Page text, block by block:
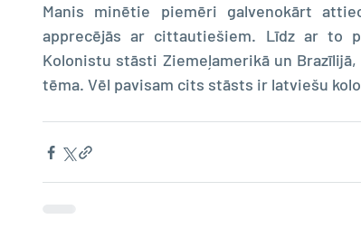
Manis minētie piemēri galvenokārt
apprecējās ar cittautiešiem. Līdz ar to
Kolonistu stāsti Ziemeļamerikā un
tēma. Vēl pavisam cits stāsts ir latviešu